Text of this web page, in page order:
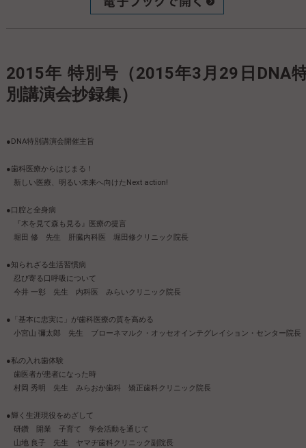
2015年 特別号（2015年3月29日DNA特
別講演会抄録集）
●DNA特別講演会開催主旨
●歯科医療からはじまる！
新しい医療、明るい未来へ向けたNext action!
●口腔と全身病
『木を見て森も見る』医療の提言
堀田 修 先生 肝臓内科医 堀田修クリニック院長
●知られざる生活習慣病
忍び寄る口呼吸について
今井 一彰 先生 内科医 みらいクリニック院長
●「基本に忠実に」が歯科医療の質を高める
小宮山 彌太郎 先生 ブローネマルク・オッセオインテグレイション・センター院長
●私の入れ歯体験
歯医者が患者になった時
村岡 秀明 先生 みらおか歯科 矯正歯科クリニック院長
●輝く生涯現役をめざして
研鑽 開業 子育て 学会活動を通じて
山地 良子 先生 ヤマヂ歯科クリニック副院長